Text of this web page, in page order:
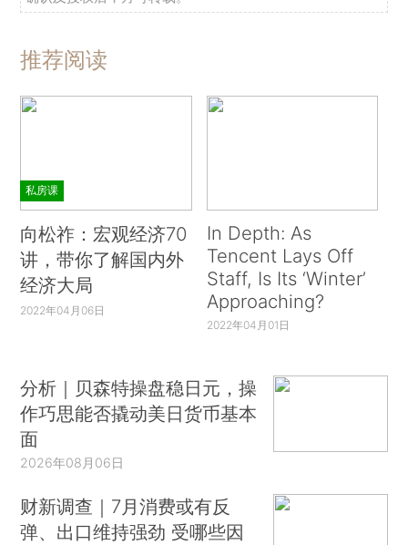
推荐阅读
私房课
向松祚：宏观经济70
讲，带你了解国内外
经济大局
2022年04月06日
In Depth: As
Tencent Lays Off
Staff, Is Its ‘Winter’
Approaching?
2022年04月01日
分析｜贝森特操盘稳日元，操
作巧思能否撬动美日货币基本
面
2026年08月06日
财新调查｜7月消费或有反
弹、出口维持强劲 受哪些因